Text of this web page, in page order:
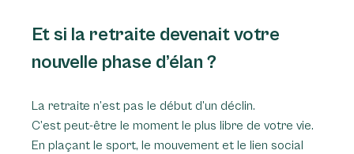
Et si la retraite devenait votre
nouvelle phase d’élan ?
La retraite n’est pas le début d’un déclin.
C’est peut-être le moment le plus libre de votre vie.
En plaçant le sport, le mouvement et le lien social